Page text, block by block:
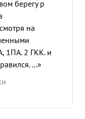
берегу р
на
1ПА. 2 ГКК. и
...»